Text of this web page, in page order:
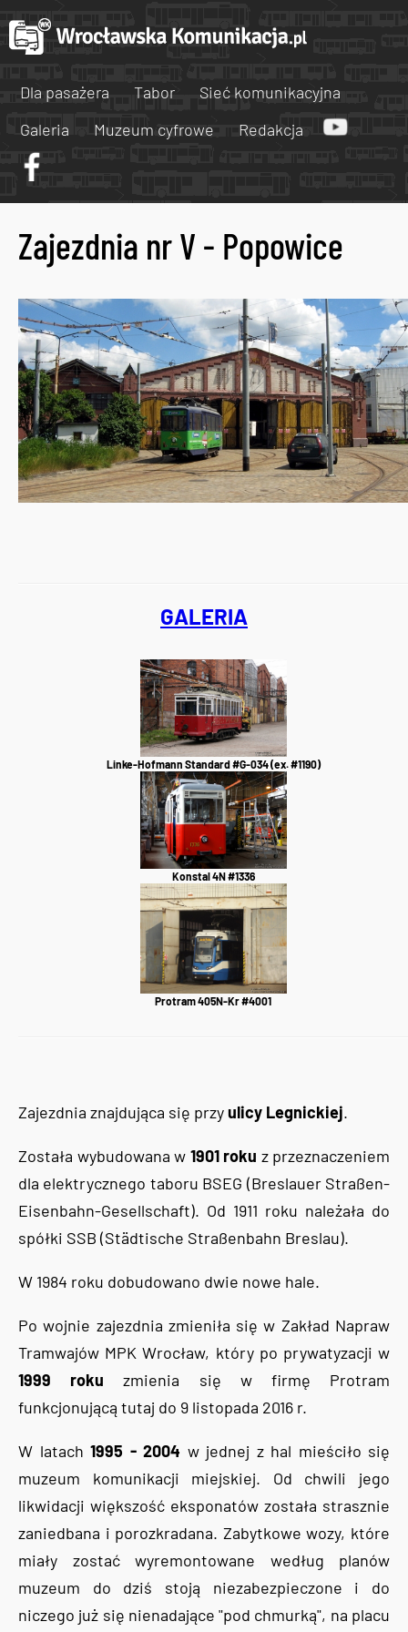
Dla pasażera Tabor
Sieć komunikacyjna
Galeria
Muzeum cyfrowe Redakcja
Zajezdnia nr V - Popowice
GALERIA
Linke-Hofmann Standard #G-034 (ex. #1190)
Konstal 4N #1336
Protram 405N-Kr #4001
Zajezdnia znajdująca się przyulicy Legnickiej.
Została wybudowana w 1901 roku z przeznaczeniem
dla elektrycznego taboru BSEG (Breslauer Straßen-
Eisenbahn-Gesellschaft). Od 1911 roku należała do
spółki SSB (Städtische Straßenbahn Breslau).
W 1984 roku dobudowano dwie nowe hale.
Po wojnie zajezdnia zmieniła się w Zakład Napraw
Tramwajów MPK Wrocław, który po prywatyzacji w
1999 roku zmienia się w firmę Protram
funkcjonującą tutaj do 9 listopada 2016 r.
W latach 1995 - 2004 w jednej z hal mieściło się
muzeum komunikacji miejskiej. Od chwili jego
likwidacji większość eksponatów została strasznie
zaniedbana i porozkradana. Zabytkowe wozy, które
miały zostać wyremontowane według planów
muzeum do dziś stoją niezabezpieczone i do
niczego już się nienadające "pod chmurką", na placu